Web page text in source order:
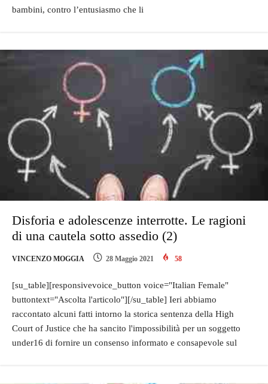
bambini, contro l’entusiasmo che li
Disforia e adolescenze interrotte. Le ragioni
di una cautela sotto assedio (2)
VINCENZO MOGGIA 28 Maggio 2021 58
[su_table][responsivevoice_button voice="Italian Female"
buttontext="Ascolta l'articolo"][/su_table] Ieri abbiamo
raccontato alcuni fatti intorno la storica sentenza della High
Court of Justice che ha sancito l'impossibilità per un soggetto
under16 di fornire un consenso informato e consapevole sul